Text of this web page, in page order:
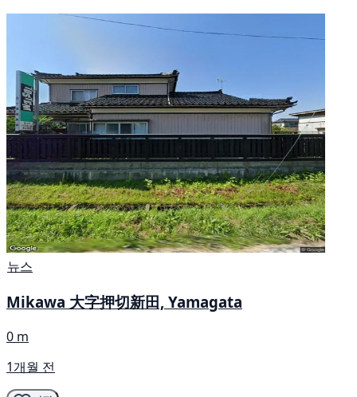
뉴스
Mikawa 大字押切新田, Yamagata
0 m
1개월 전